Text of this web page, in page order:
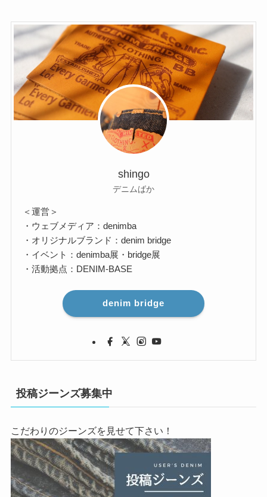
shingo
デニムばか
＜運営＞
・ウェブメディア：denimba
・オリジナルブランド：denim bridge
・イベント：denimba展・bridge展
・活動拠点：DENIM-BASE
denim bridge
投稿ジーンズ募集中
こだわりのジーンズを見せて下さい！